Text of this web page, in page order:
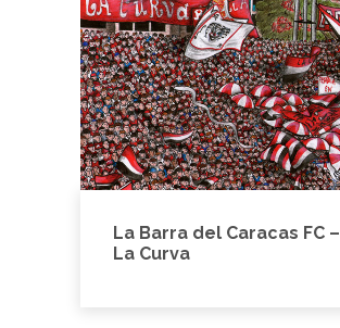
La Barra del Caracas FC –
La Curva